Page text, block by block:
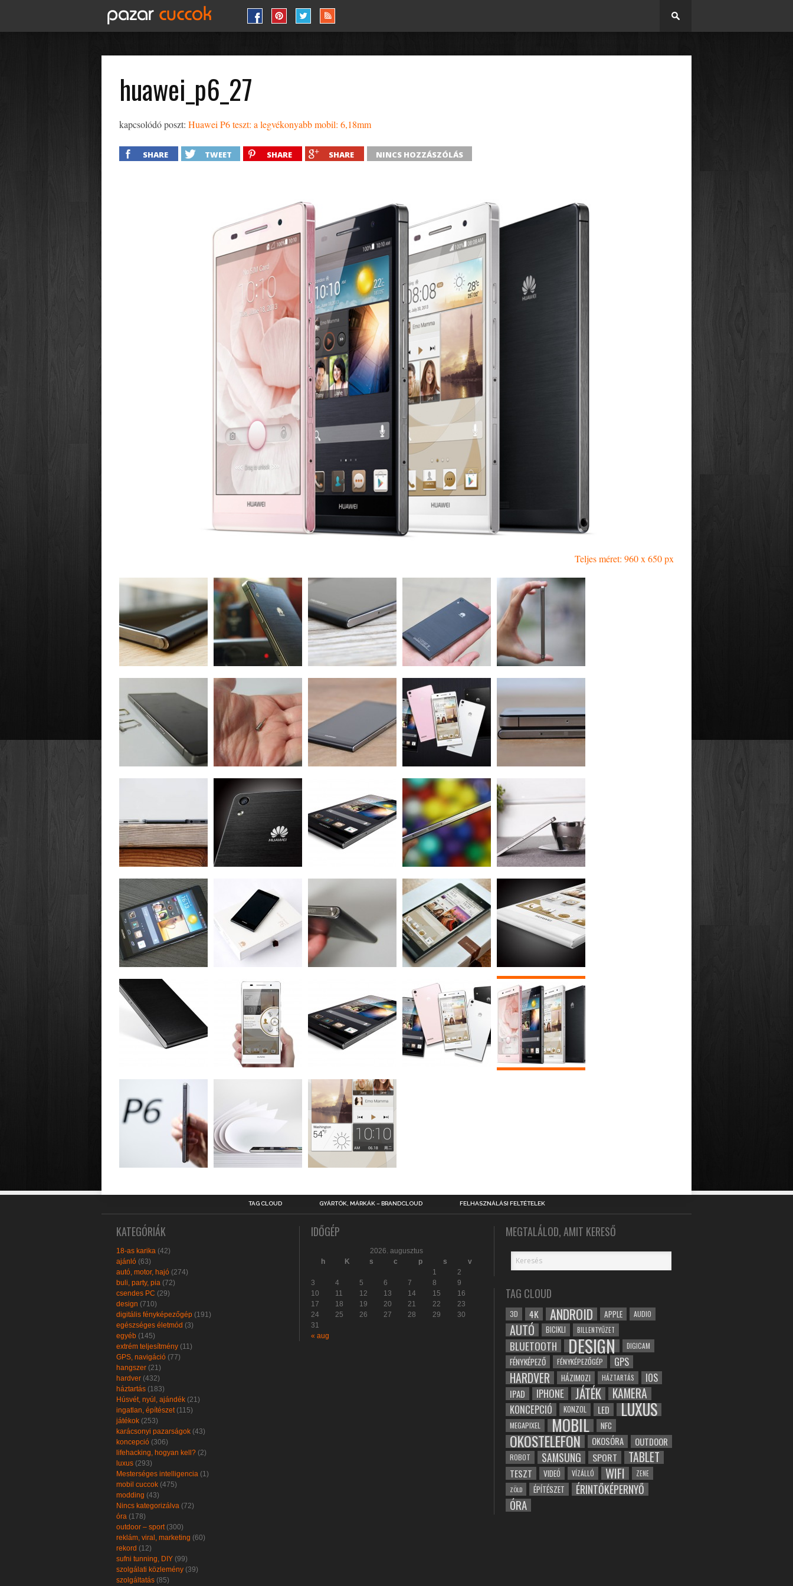
huawei_p6_27
kapcsolódó poszt:Huawei P6 teszt: a legvékonyabb mobil: 6,18mm
SHARE TWEET SHARE SHARE NINCS HOZZÁSZÓLÁS
Teljes méret: 960 x 650 px
TAG CLOUD GYÁRTÓK, MÁRKÁK – BRANDCLOUD FELHASZNÁLÁSI FELTÉTELEK
KATEGÓRIÁK
18-as karika (42)
ajánló (63)
autó, motor, hajó (274)
buli, party, pia (72)
csendes PC (29)
design (710)
digitális fényképezőgép (191)
egészséges életmód (3)
egyéb (145)
extrém teljesítmény (11)
GPS, navigáció (77)
hangszer (21)
hardver (432)
háztartás (183)
Húsvét, nyúl, ajándék (21)
ingatlan, építészet (115)
játékok (253)
karácsonyi pazarságok (43)
koncepció (306)
lifehacking, hogyan kell? (2)
luxus (293)
Mesterséges intelligencia (1)
mobil cuccok (475)
modding (43)
Nincs kategorizálva (72)
óra (178)
outdoor – sport (300)
reklám, viral, marketing (60)
rekord (12)
sufni tunning, DIY (99)
szolgálati közlemény (39)
szolgáltatás (85)
IDŐGÉP
2026. augusztus
h
K s c p s
v
1
2
3
4 5 6 7 8
9
10
11 12 13 14 15
16
17
18 19 20 21 22
23
24
25 26 27 28 29
30
31
« aug
MEGTALÁLOD, AMIT KERESŐ
TAG CLOUD
3D 4K ANDROID APPLE AUDIO
AUTÓ BICIKLI BILLENTYŰZET
BLUETOOTH DESIGN DIGICAM
FÉNYKÉPEZŐ FÉNYKÉPEZŐGÉP GPS
HARDVER HÁZIMOZI HÁZTARTÁS IOS
IPAD IPHONE JÁTÉK KAMERA
KONCEPCIÓ KONZOL LED LUXUS
MEGAPIXEL MOBIL NFC
OKOSTELEFON OKOSÓRA OUTDOOR
ROBOT SAMSUNG SPORT TABLET
TESZT VIDEÓ VÍZÁLLÓ WIFI
ZENE
ZÖLD
ÉPÍTÉSZET ÉRINTŐKÉPERNYŐ
ÓRA